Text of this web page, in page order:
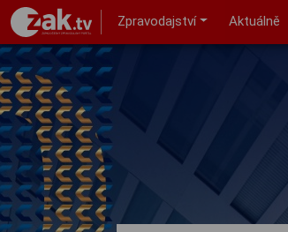
Zpravodajství Aktuálně